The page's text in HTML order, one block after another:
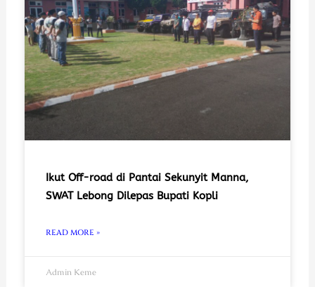
Ikut Off-road di Pantai Sekunyit Manna,
SWAT Lebong Dilepas Bupati Kopli
READ MORE »
Admin Keme